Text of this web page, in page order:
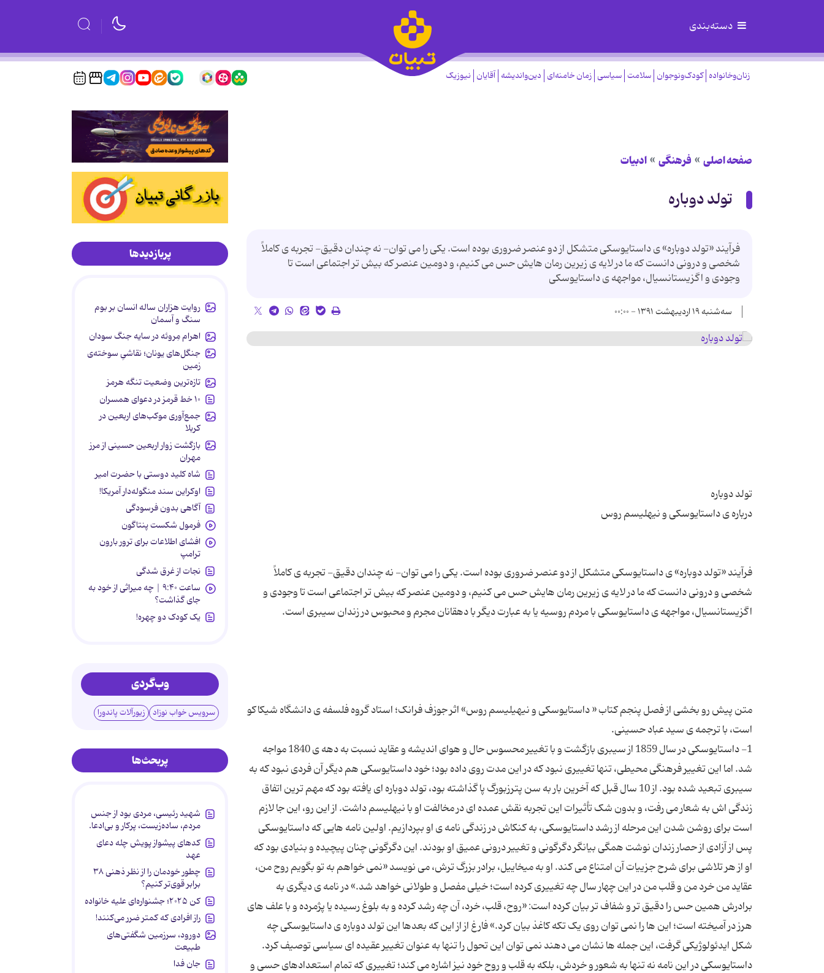
دسته‌بندی
زنان‌وخانواده کودک‌ونوجوان سلامت سیاسی زمان خامنه‌ای دین‌واندیشه آقایان نیوزیک
صفحه اصلی فرهنگی ادبیات
تولد دوباره
فرآیند «تولد دوباره» ی داستایوسکی متشکل از دو عنصر ضروری بوده است. یکی را می توان- نه چندان دقیق- تجربه ی کاملاً
شخصی و درونی دانست که ما در لایه ی زیرین رمان هایش حس می کنیم، و دومین عنصر که بیش تر اجتماعی است تا
وجودی و اگزیستانسیال، مواجهه ی داستایوسکی
سه‌شنبه ۱۹ اردیبهشت ۱۳۹۱ - ۰۰:۰۰
پربازدیدها
روایت هزاران ساله انسان بر بوم
سنگ و آسمان
اهرام مِروئه در سایه جنگ سودان
جنگل‌های یونان؛ نقاشیِ سوخته‌ی
زمین
تازه‌ترین وضعیت تنگه هرمز
۱۰ خط قرمز در دعوای همسران
جمع‌آوری موکب‌های اربعین در
کربلا
بازگشت زوار اربعین حسینی از مرز
مهران
شاه کلید دوستی با حضرت امیر
اوکراین سند منگوله‌دار آمریکا!
آگاهی بدون فرسودگی
فرمول شکست پنتاگون
افشای اطلاعات برای ترور بارون
ترامپ
نجات از غرق شدگی
ساعت ۹:۴۰ | چه میراثی از خود به
جای گذاشت؟
یک کودک دو چهره!
وب‌گردی
سرویس خواب نوزاد زیورآلات پاندورا
پربحث‌ها
شهید رئیسی، مردی بود از جنس
مردم، ساده‌زیست، پرکار و بی‌ادعا.
کدهای پیشواز پویش چله دعای
عهد
چطور خودمان را از نظر ذهنی ۳۸
برابر قوی‌تر کنیم؟
کن ۲۰۲۵؛ جشنواره‌ای علیه خانواده
راز افرادی که کمتر ضرر می‌کنند!
دورود، سرزمین شگفتی‌های
طبیعت
جان فدا